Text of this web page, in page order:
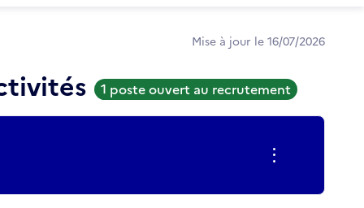
Mise à jour le 16/07/2026
1 poste ouvert au recrutement